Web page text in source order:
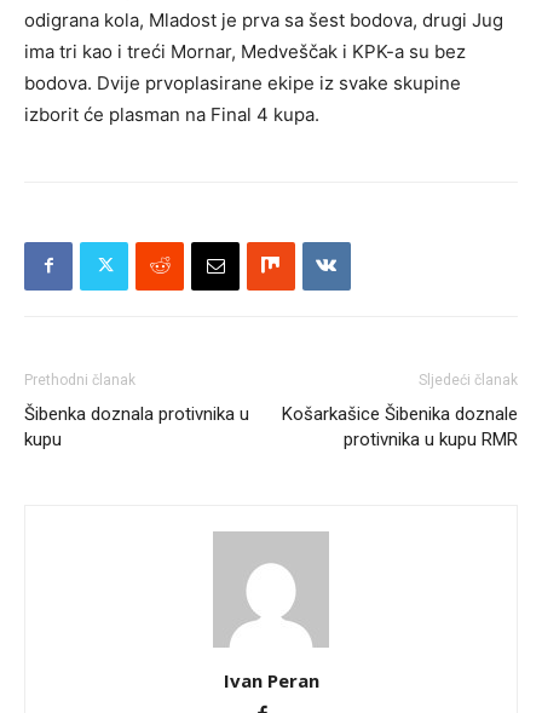
odigrana kola, Mladost je prva sa šest bodova, drugi Jug
ima tri kao i treći Mornar, Medveščak i KPK-a su bez
bodova. Dvije prvoplasirane ekipe iz svake skupine
izborit će plasman na Final 4 kupa.
Prethodni članak
Šibenka doznala protivnika u
kupu
Sljedeći članak
Košarkašice Šibenika doznale
protivnika u kupu RMR
Ivan Peran